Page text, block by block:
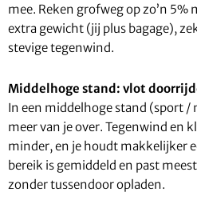
mee. Reken grofweg op zo’n 5%
extra gewicht (jij plus bagage),
stevige tegenwind.
Middelhoge stand: vlot
In een middelhoge stand (sport
meer van je over. Tegenwind en
minder, en je houdt makkelijker
bereik is gemiddeld en past
zonder tussendoor opladen.